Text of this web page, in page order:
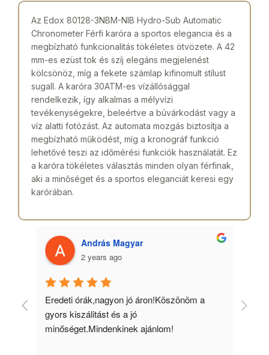
Az Edox 80128-3NBM-NIB Hydro-Sub Automatic
Chronometer Férfi karóra a sportos elegancia és a
megbízható funkcionalitás tökéletes ötvözete. A 42
mm-es ezüst tok és szíj elegáns megjelenést
kölcsönöz, míg a fekete számlap kifinomult stílust
sugall. A karóra 30ATM-es vízállósággal
rendelkezik, így alkalmas a mélyvízi
tevékenységekre, beleértve a búvárkodást vagy a
víz alatti fotózást. Az automata mozgás biztosítja a
megbízható működést, míg a kronográf funkció
lehetővé teszi az időmérési funkciók használatát. Ez
a karóra tökéletes választás minden olyan férfinak,
aki a minőséget és a sportos eleganciát keresi egy
karórában.
András Magyar
2 years ago
Eredeti órák,nagyon jó áron!Köszönöm a
gyors kiszálitást és a jó
minőséget.Mindenkinek ajánlom!